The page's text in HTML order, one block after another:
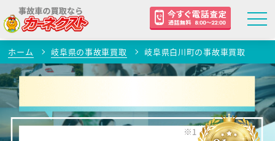
ホーム 岐阜県の事故車買取 岐阜県白川町の事故車買取